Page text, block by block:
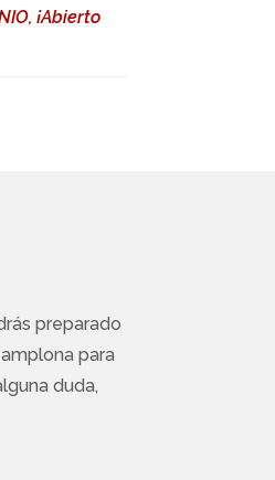
¡Abierto
preparado
para
duda,